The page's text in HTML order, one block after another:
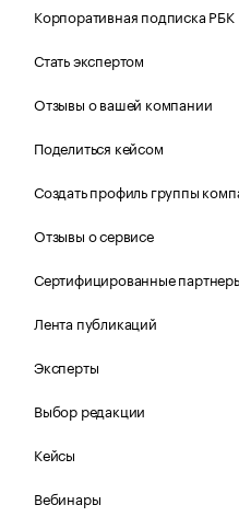
Корпоративная подписка РБК
Стать экспертом
Отзывы о вашей компании
Поделиться кейсом
Создать профиль группы
Отзывы о сервисе
Сертифицированные
Лента публикаций
Эксперты
Выбор редакции
Кейсы
Вебинары